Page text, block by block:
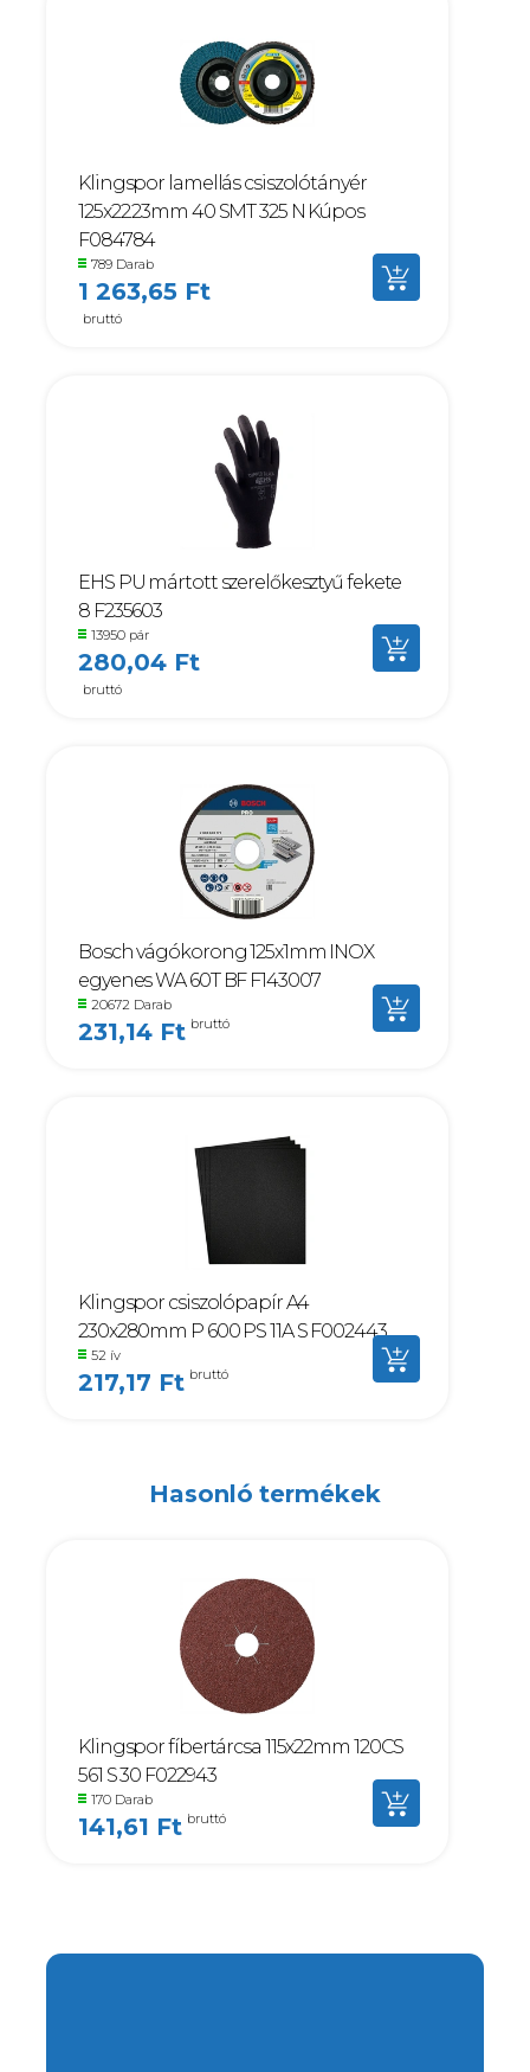
Klingspor lamellás csiszolótányér
125x22.23mm 40 SMT 325 N Kúpos
F084784
789 Darab
1 263,65 Ft
bruttó
EHS PU mártott szerelőkesztyű fekete
8 F235603
13950 pár
280,04 Ft
bruttó
Bosch vágókorong 125x1mm INOX
egyenes WA 60T BF F143007
20672 Darab
231,14 Ft bruttó
Klingspor csiszolópapír A4
230x280mm P 600 PS 11A S F002443
52 ív
217,17 Ft bruttó
Hasonló termékek
Klingspor fíbertárcsa 115x22mm 120CS
561 S 30 F022943
170 Darab
141,61 Ft bruttó